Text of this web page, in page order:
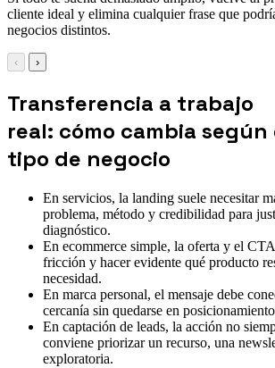
cliente ideal y elimina cualquier frase que
negocios distintos.
‹ ›
Transferencia a trabajo
real: cómo cambia según
tipo de negocio
En servicios, la landing suele necesitar
problema, método y credibilidad para
diagnóstico.
En ecommerce simple, la oferta y el
fricción y hacer evidente qué producto
necesidad.
En marca personal, el mensaje debe
cercanía sin quedarse en
En captación de leads, la acción no
conviene priorizar un recurso, una
exploratoria.